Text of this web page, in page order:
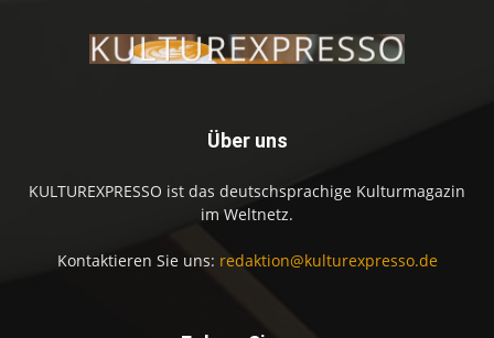
Über uns
KULTUREXPRESSO ist das deutschsprachige Kulturmagazin
im Weltnetz.
Kontaktieren Sie uns: redaktion@kulturexpresso.de